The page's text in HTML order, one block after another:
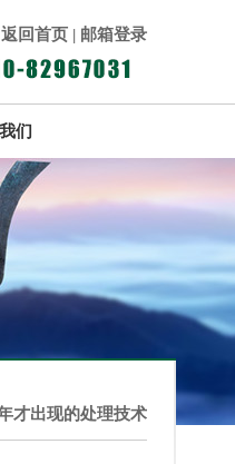
返回首页 | 邮箱登录
们
才出现的处理技术